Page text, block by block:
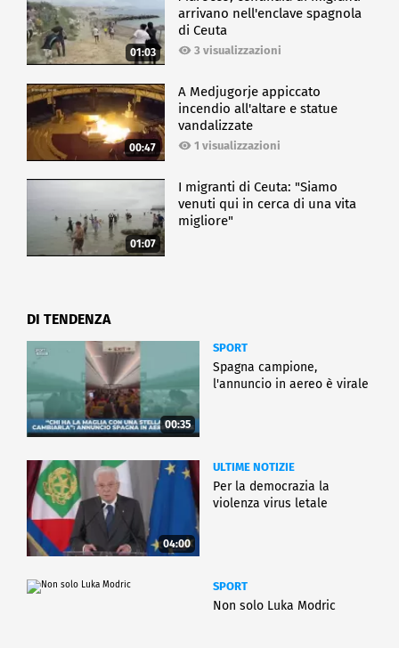
01:03
arrivano nell'enclave spagnola
di Ceuta
3 visualizzazioni
00:47
A Medjugorje appiccato
incendio all'altare e statue
vandalizzate
1 visualizzazioni
01:07
I migranti di Ceuta: "Siamo
venuti qui in cerca di una vita
migliore"
DI TENDENZA
00:35
SPORT
Spagna campione,
l'annuncio in aereo è virale
04:00
ULTIME NOTIZIE
Per la democrazia la
violenza virus letale
SPORT
Non solo Luka Modric